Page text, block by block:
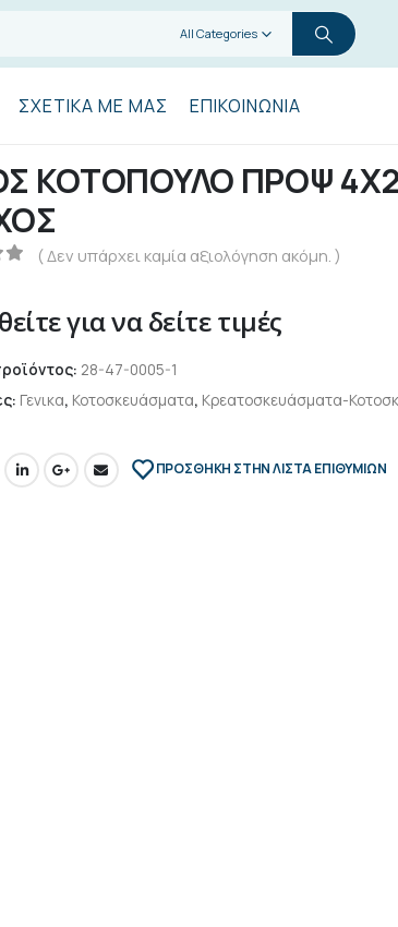
All Categories
ΣΧΕΤΙΚΆ ΜΕ ΜΑΣ ΕΠΙΚΟΙΝΩΝΊΑ
ΚΟΤΟΠΟΥΛΟ ΠΡΟΨ 4Χ2
( Δεν υπάρχει καμία αξιολόγηση ακόμη. )
για να δείτε τιμές
28-47-0005-1
Γενικα, Κοτοσκευάσματα, Κρεατοσκευάσματα-
ΠΡΌΣΘΉΚΗ ΣΤΗΝ ΛΊΣΤΑ ΕΠΙΘΥΜΙΏΝ